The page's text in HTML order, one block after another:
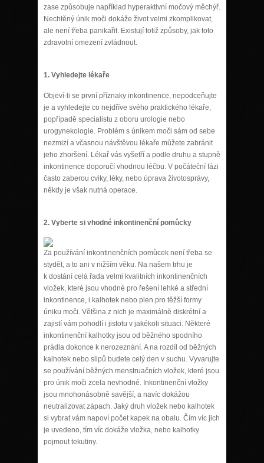
zase způsobuje například hyperaktivní močový měchýř.
Nechtěný únik moči dokáže život velmi zkomplikovat,
ale není třeba panikařit. Existují totiž způsoby, jak toto
zdravotní omezení zvládnout.
1. Vyhledejte lékaře
Objeví-li se první příznaky inkontinence, nepodceňujte
je a vyhledejte co nejdříve svého praktického lékaře,
popřípadě specialistu z oboru urologie nebo
urogynekologie. Problém s únikem moči sám od sebe
nezmizí a včasnou návštěvou lékaře můžete zabránit
jeho zhoršení. Lékař vás vyšetří a podle druhu a stupně
inkontinence doporučí vhodnou léčbu. V počáteční fázi
často zaberou cviky, léky, nebo úprava životosprávy,
někdy je však nutná operace.
2. Vyberte si vhodné inkontinenční pomůcky
Za používání inkontinenčních pomůcek není třeba se
stydět, a to ani v nižším věku. Na našem trhu je
k dostání celá řada velmi kvalitních inkontinenčních
vložek, které jsou vhodné pro řešení lehké a střední
inkontinence, i kalhotek nebo plen pro těžší formy
úniku moči. Většina z nich je maximálně diskrétní a
zajistí vám pohodlí i jistotu v jakékoli situaci. Některé
inkontinenční kalhotky jsou od běžného spodního
prádla dokonce k nerozeznání. A na rozdíl od běžných
kalhotek nebo slipů budete celý den v suchu. Vyvarujte
se používání běžných menstruačních vložek, které jsou
pro únik moči zcela nevhodné. Inkontinenční vložky
jsou mnohonásobně savější, a navíc dokážou
neutralizovat zápach. Jaký druh vložek nebo kalhotek
si vybrat vám napoví počet kapek na obalu. Čím víc jich
je uvedeno, tím víc dokáže vložka, nebo kalhotky
pojmout tekutiny.